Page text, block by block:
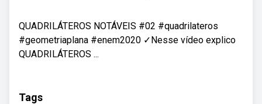
QUADRILÁTEROS NOTÁVEIS #02 #quadrilateros
#geometriaplana #enem2020 ✓Nesse vídeo explico
QUADRILÁTEROS ...
Tags